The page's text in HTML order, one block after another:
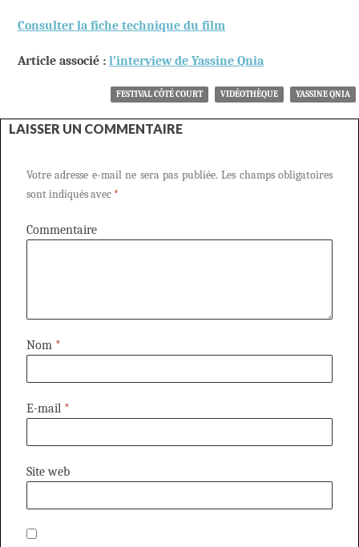
Consulter la fiche technique du film
Article associé : l’interview de Yassine Qnia
FESTIVAL CÔTÉ COURT VIDÉOTHÈQUE YASSINE QNIA
LAISSER UN COMMENTAIRE
Votre adresse e-mail ne sera pas publiée. Les champs obligatoires
sont indiqués avec *
Commentaire
Nom *
E-mail *
Site web